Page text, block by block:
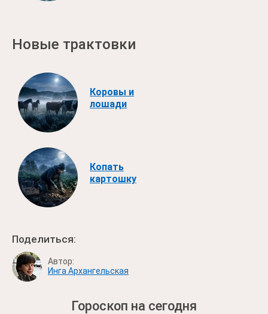
Новые трактовки
Коровы и
лошади
Копать
картошку
Поделиться:
Автор:
Инга Архангельская
Гороскоп на сегодня